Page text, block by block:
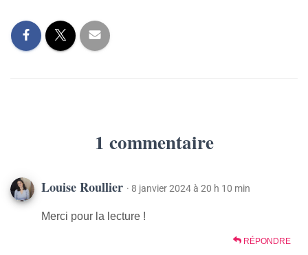
1 commentaire
Louise Roullier · 8 janvier 2024 à 20 h 10 min
Merci pour la lecture !
RÉPONDRE